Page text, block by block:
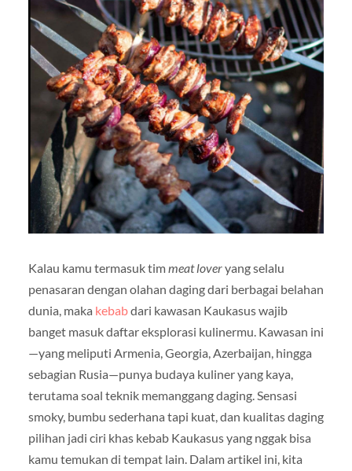
Kalau kamu termasuk timmeat loveryang selalu
penasaran dengan olahan daging dari berbagai belahan
dunia, maka kebabdari kawasan Kaukasus wajib
banget masuk daftar eksplorasi kulinermu. Kawasan ini
—yang meliputi Armenia, Georgia, Azerbaijan, hingga
sebagian Rusia—punya budaya kuliner yang kaya,
terutama soal teknik memanggang daging. Sensasi
smoky, bumbu sederhana tapi kuat, dan kualitas daging
pilihan jadi ciri khas kebab Kaukasus yang nggak bisa
kamu temukan di tempat lain. Dalam artikel ini, kita